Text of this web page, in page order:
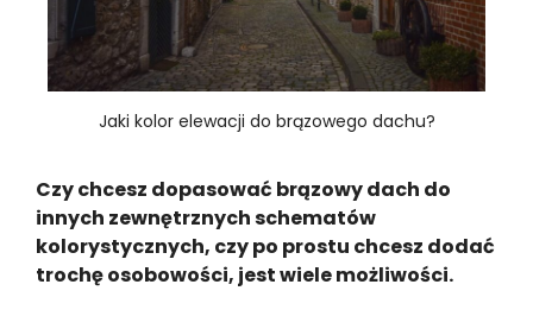
Jaki kolor elewacji do brązowego dachu?
Czy chcesz dopasować brązowy dach do
innych zewnętrznych schematów
kolorystycznych, czy po prostu chcesz dodać
trochę osobowości, jest wiele możliwości.